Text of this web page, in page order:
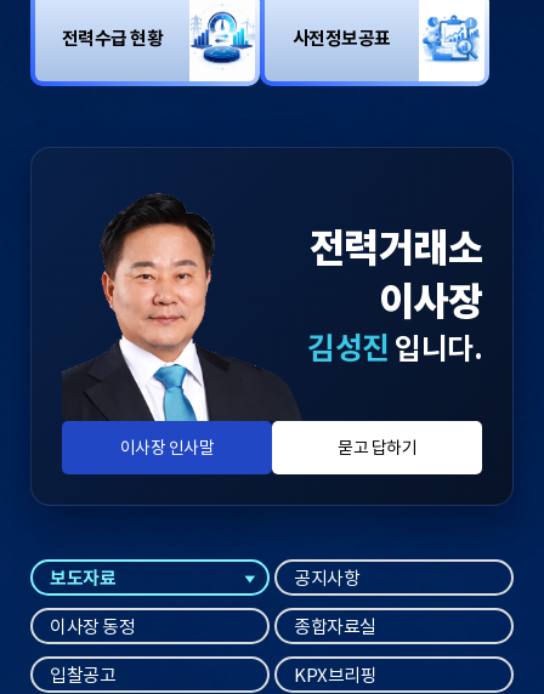
전력수급 현황 사전정보공표
전력거래소
이사장
김성진 입니다.
이사장 인사말 묻고 답하기
보도자료 공지사항
종합자료실
이사장 동정
입찰공고 KPX브리핑